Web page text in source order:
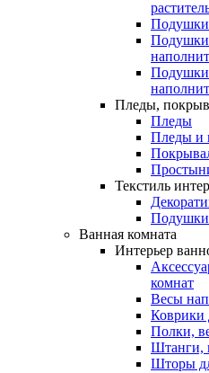
Подушки
Подушки
Подушки
Пледы,
Пледы
Пледы и
Текстиль
Подушки
Ванная комната
Интерьер
комнат
Весы
Коврики
Полки,
Штанги,
Шторы